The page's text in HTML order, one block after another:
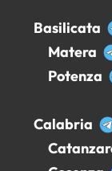
Basilicata
Matera
Potenza
Calabria